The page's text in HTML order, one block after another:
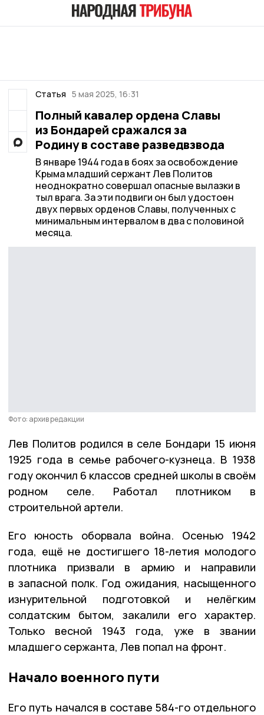
Статья 5 мая 2025, 16:31
Полный кавалер ордена Славы
из Бондарей сражался за
Родину в составе разведвзвода
В январе 1944 года в боях за освобождение
Крыма младший сержант Лев Политов
неоднократно совершал опасные вылазки в
тыл врага. За эти подвиги он был удостоен
двух первых орденов Славы, полученных с
минимальным интервалом в два с половиной
месяца.
Фото: архив редакции
Лев Политов родился в селе Бондари 15 июня
1925 года в семье рабочего-кузнеца. В 1938
году окончил 6 классов средней школы в своём
родном селе. Работал плотником в
строительной артели.
Его юность оборвала война. Осенью 1942
года, ещё не достигшего 18-летия молодого
плотника призвали в армию и направили
в запасной полк. Год ожидания, насыщенного
изнурительной подготовкой и нелёгким
солдатским бытом, закалили его характер.
Только весной 1943 года, уже в звании
младшего сержанта, Лев попал на фронт.
Начало военного пути
Его путь начался в составе 584-го отдельного